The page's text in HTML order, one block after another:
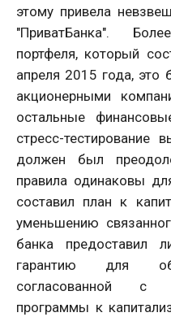
этому привела
"ПриватБанка".
портфеля, который
апреля 2015 года, это
акционерными
остальные
стресс-тестирование
должен был
правила одинаковы
составил план к
уменьшению
банка предоставил
гарантию для
согласованной с
программы к